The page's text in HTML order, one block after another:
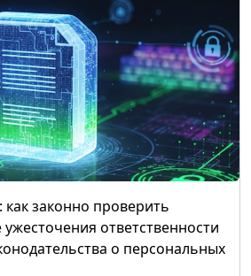
законно проверить
ужесточения ответственности
о персональных